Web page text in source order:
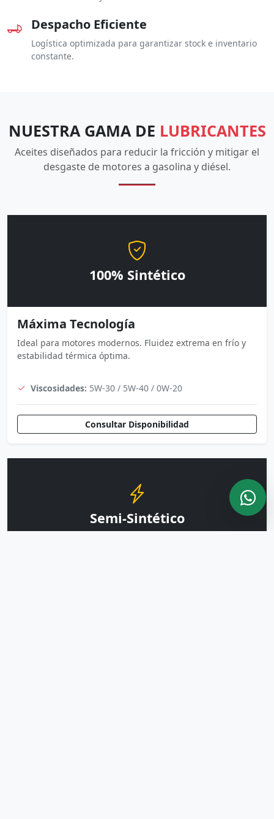
Despacho Eficiente
Logística optimizada para garantizar stock e inventario
constante.
NUESTRA GAMA DE LUBRICANTES
Aceites diseñados para reducir la fricción y mitigar el
desgaste de motores a gasolina y diésel.
100% Sintético
Máxima Tecnología
Ideal para motores modernos. Fluidez extrema en frío y
estabilidad térmica óptima.
Viscosidades: 5W-30 / 5W-40 / 0W-20
Consultar Disponibilidad
Semi-Sintético